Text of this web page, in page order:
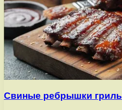
Свиные ребрышки гриль